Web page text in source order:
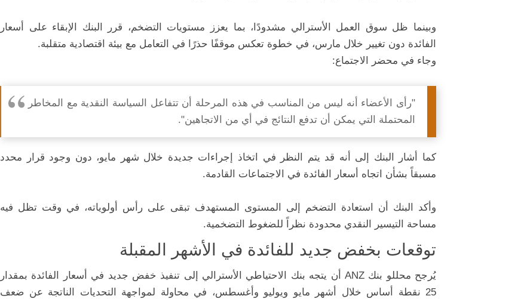
وبينما ظل سوق العمل الأسترالي مشدودًا، بما يعزز مستويات التضخم، قرر البنك الإبقاء على أسعار
الفائدة دون تغيير خلال مارس، في خطوة تعكس موقفًا حذرًا في التعامل مع بيئة اقتصادية متقلبة.
وجاء في محضر الاجتماع:
"رأى الأعضاء أنه ليس من المناسب في هذه المرحلة أن تتفاعل السياسة النقدية مع المخاطر
المحتملة التي يمكن أن تدفع النتائج في أي من الاتجاهين".
كما أشار البنك إلى أنه قد يتم النظر في اتخاذ إجراءات جديدة خلال شهر مايو، دون وجود قرار محدد
مسبقاً بشأن اتجاه أسعار الفائدة في الاجتماعات القادمة.
وأكد البنك أن استعادة التضخم إلى المستوى المستهدف تبقى على رأس أولوياته، في وقت تظل فيه
مساحة التيسير النقدي محدودة نظراً للضغوط التضخمية.
توقعات بخفض جديد للفائدة في الأشهر المقبلة
يُرجح محللو بنك ANZ أن يتجه بنك الاحتياطي الأسترالي إلى تنفيذ خفض جديد في أسعار الفائدة بمقدار
25 نقطة أساس خلال أشهر مايو ويوليو وأغسطس، في محاولة لمواجهة التحديات الناتجة عن ضعف